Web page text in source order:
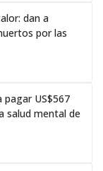
dan a
por las
US$567
salud mental de